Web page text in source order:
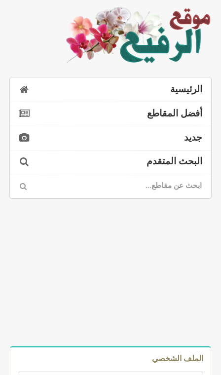
الرئيسية
أفضل المقاطع
جديد
البحث المتقدم
الملف الشخصي